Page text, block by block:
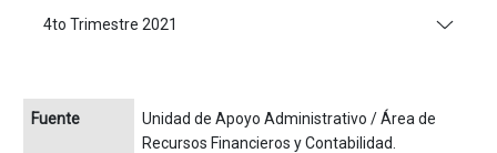
4to Trimestre 2021
Fuente
Unidad de Apoyo Administrativo / Área de
Recursos Financieros y Contabilidad.